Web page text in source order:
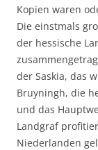
Kopien waren
Die einstmals
der hessische
der Saskia, das
Bruyningh, die
und das
Landgraf
Niederlanden